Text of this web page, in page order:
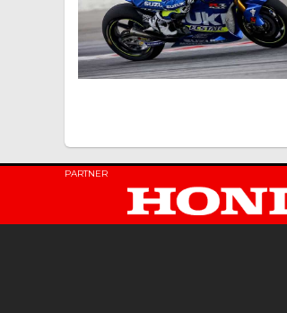
PARTNER